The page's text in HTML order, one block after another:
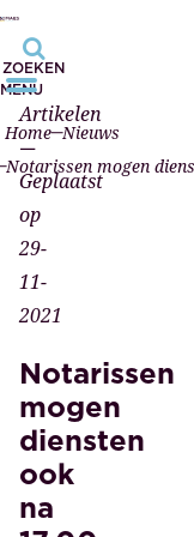
ZOEKEN
MENU
Home Nieuws
Artikelen
—
Geplaatst
op
29-
11-
2021
Notarissen
mogen
diensten
ook
na